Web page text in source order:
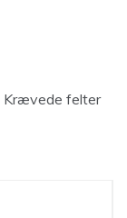
Krævede felter